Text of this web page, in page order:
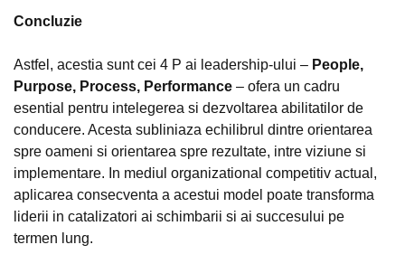
Concluzie
Astfel, acestia sunt cei 4 P ai leadership-ului – People,
Purpose, Process, Performance – ofera un cadru
esential pentru intelegerea si dezvoltarea abilitatilor de
conducere. Acesta subliniaza echilibrul dintre orientarea
spre oameni si orientarea spre rezultate, intre viziune si
implementare. In mediul organizational competitiv actual,
aplicarea consecventa a acestui model poate transforma
liderii in catalizatori ai schimbarii si ai succesului pe
termen lung.